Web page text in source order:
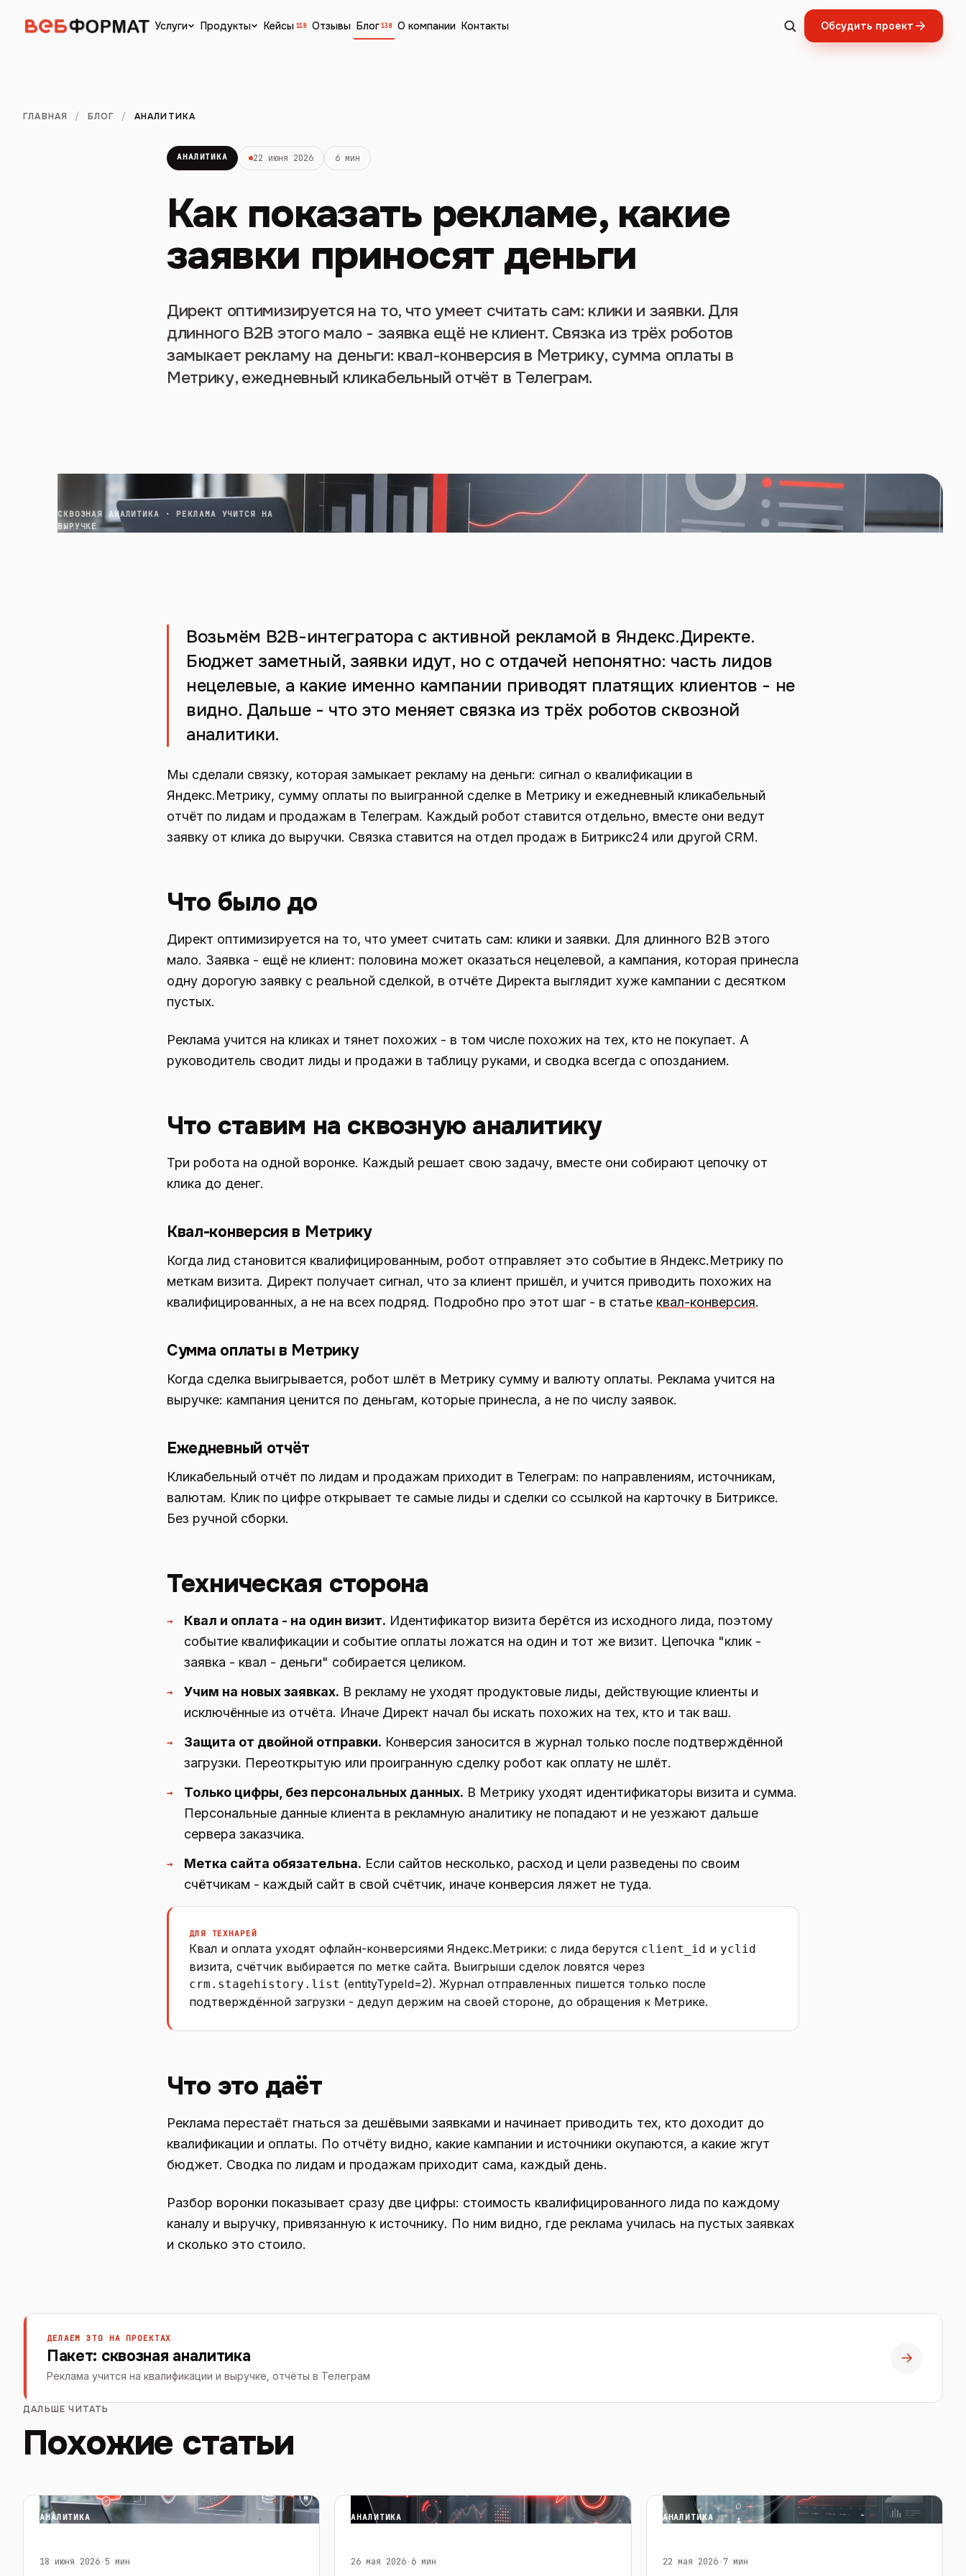
Услуги Продукты Кейсы 118 Отзывы Блог 138 О компании Контакты Обсудить проект
ГЛАВНАЯ / БЛОГ / АНАЛИТИКА
АНАЛИТИКА 22 июня 2026 6 мин
Как показать рекламе, какие
заявки приносят деньги
Директ оптимизируется на то, что умеет считать сам: клики и заявки. Для
длинного B2B этого мало - заявка ещё не клиент. Связка из трёх роботов
замыкает рекламу на деньги: квал-конверсия в Метрику, сумма оплаты в
Метрику, ежедневный кликабельный отчёт в Телеграм.
СКВОЗНАЯ АНАЛИТИКА · РЕКЛАМА УЧИТСЯ НА
ВЫРУЧКЕ
Возьмём B2B-интегратора с активной рекламой в Яндекс.Директе.
Бюджет заметный, заявки идут, но с отдачей непонятно: часть лидов
нецелевые, а какие именно кампании приводят платящих клиентов - не
видно. Дальше - что это меняет связка из трёх роботов сквозной
аналитики.
Мы сделали связку, которая замыкает рекламу на деньги: сигнал о квалификации в
Яндекс.Метрику, сумму оплаты по выигранной сделке в Метрику и ежедневный кликабельный
отчёт по лидам и продажам в Телеграм. Каждый робот ставится отдельно, вместе они ведут
заявку от клика до выручки. Связка ставится на отдел продаж в Битрикс24 или другой CRM.
Что было до
Директ оптимизируется на то, что умеет считать сам: клики и заявки. Для длинного B2B этого
мало. Заявка - ещё не клиент: половина может оказаться нецелевой, а кампания, которая принесла
одну дорогую заявку с реальной сделкой, в отчёте Директа выглядит хуже кампании с десятком
пустых.
Реклама учится на кликах и тянет похожих - в том числе похожих на тех, кто не покупает. А
руководитель сводит лиды и продажи в таблицу руками, и сводка всегда с опозданием.
Что ставим на сквозную аналитику
Три робота на одной воронке. Каждый решает свою задачу, вместе они собирают цепочку от
клика до денег.
Квал-конверсия в Метрику
Когда лид становится квалифицированным, робот отправляет это событие в Яндекс.Метрику по
меткам визита. Директ получает сигнал, что за клиент пришёл, и учится приводить похожих на
квалифицированных, а не на всех подряд. Подробно про этот шаг - в статье квал-конверсия.
Сумма оплаты в Метрику
Когда сделка выигрывается, робот шлёт в Метрику сумму и валюту оплаты. Реклама учится на
выручке: кампания ценится по деньгам, которые принесла, а не по числу заявок.
Ежедневный отчёт
Кликабельный отчёт по лидам и продажам приходит в Телеграм: по направлениям, источникам,
валютам. Клик по цифре открывает те самые лиды и сделки со ссылкой на карточку в Битриксе.
Без ручной сборки.
Техническая сторона
→ Квал и оплата - на один визит. Идентификатор визита берётся из исходного лида, поэтому
событие квалификации и событие оплаты ложатся на один и тот же визит. Цепочка "клик -
заявка - квал - деньги" собирается целиком.
→ Учим на новых заявках. В рекламу не уходят продуктовые лиды, действующие клиенты и
исключённые из отчёта. Иначе Директ начал бы искать похожих на тех, кто и так ваш.
→ Защита от двойной отправки. Конверсия заносится в журнал только после подтверждённой
загрузки. Переоткрытую или проигранную сделку робот как оплату не шлёт.
→ Только цифры, без персональных данных. В Метрику уходят идентификаторы визита и сумма.
Персональные данные клиента в рекламную аналитику не попадают и не уезжают дальше
сервера заказчика.
→ Метка сайта обязательна. Если сайтов несколько, расход и цели разведены по своим
счётчикам - каждый сайт в свой счётчик, иначе конверсия ляжет не туда.
ДЛЯ ТЕХНАРЕЙ
Квал и оплата уходят офлайн-конверсиями Яндекс.Метрики: с лида берутся client_id и yclid
визита, счётчик выбирается по метке сайта. Выигрыши сделок ловятся через
crm.stagehistory.list (entityTypeId=2). Журнал отправленных пишется только после
подтверждённой загрузки - дедуп держим на своей стороне, до обращения к Метрике.
Что это даёт
Реклама перестаёт гнаться за дешёвыми заявками и начинает приводить тех, кто доходит до
квалификации и оплаты. По отчёту видно, какие кампании и источники окупаются, а какие жгут
бюджет. Сводка по лидам и продажам приходит сама, каждый день.
Разбор воронки показывает сразу две цифры: стоимость квалифицированного лида по каждому
каналу и выручку, привязанную к источнику. По ним видно, где реклама училась на пустых заявках
и сколько это стоило.
ДЕЛАЕМ ЭТО НА ПРОЕКТАХ
Пакет: сквозная аналитика
Реклама учится на квалификации и выручке, отчёты в Телеграм
→
ДАЛЬШЕ ЧИТАТЬ
Похожие статьи
АНАЛИТИКА
18 июня 2026·5 мин
АНАЛИТИКА
26 мая 2026·6 мин
АНАЛИТИКА
22 мая 2026·7 мин